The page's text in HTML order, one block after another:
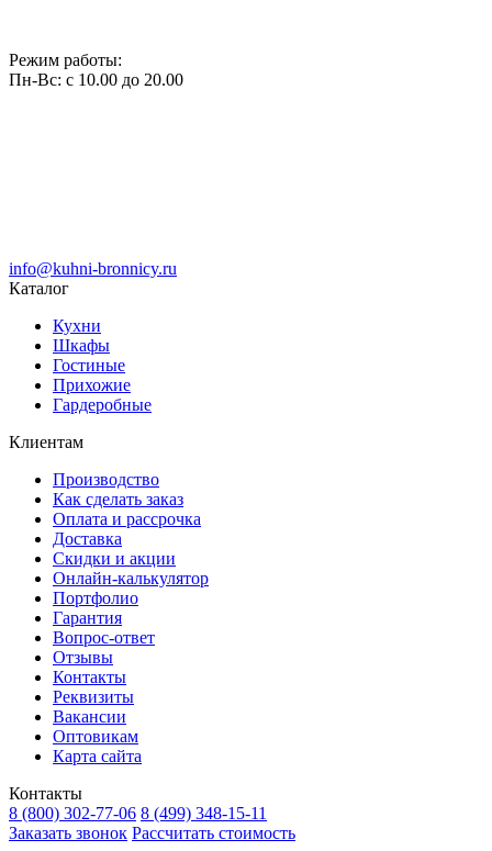
Режим работы:
Пн-Вс: с 10.00 до 20.00
info@kuhni-bronnicy.ru
Каталог
Кухни
Шкафы
Гостиные
Прихожие
Гардеробные
Клиентам
Производство
Как сделать заказ
Оплата и рассрочка
Доставка
Скидки и акции
Онлайн-калькулятор
Портфолио
Гарантия
Вопрос-ответ
Отзывы
Контакты
Реквизиты
Вакансии
Оптовикам
Карта сайта
Контакты
8 (800) 302-77-06 8 (499) 348-15-11
Заказать звонок Рассчитать стоимость